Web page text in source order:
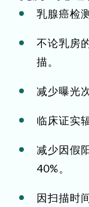
乳腺癌检
不论乳房
描。
减少曝光
临床证实
减少因假
40%。
因扫描时